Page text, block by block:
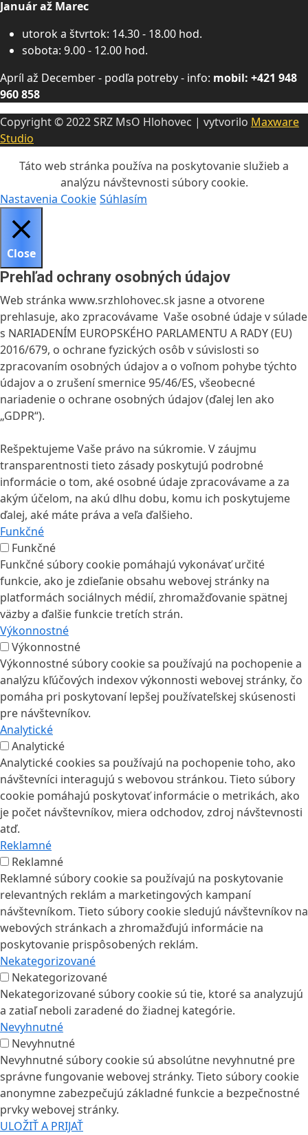
Január až Marec
utorok a štvrtok: 14.30 - 18.00 hod.
sobota: 9.00 - 12.00 hod.
Apríl až December - podľa potreby - info: mobil: +421 948
960 858
Copyright © 2022 SRZ MsO Hlohovec | vytvorilo Maxware
Studio
Táto web stránka používa na poskytovanie služieb a
analýzu návštevnosti súbory cookie.
Nastavenia Cookie Súhlasím
Close
Prehľad ochrany osobných údajov
Web stránka www.srzhlohovec.sk jasne a otvorene
prehlasuje, ako zpracovávame Vaše osobné údaje v súlade
s NARIADENÍM EUROPSKÉHO PARLAMENTU A RADY (EU)
2016/679, o ochrane fyzických osôb v súvislosti so
zpracovaním osobných údajov a o voľnom pohybe týchto
údajov a o zrušení smernice 95/46/ES, všeobecné
nariadenie o ochrane osobných údajov (ďalej len ako
„GDPR“).
Rešpektujeme Vaše právo na súkromie. V záujmu
transparentnosti tieto zásady poskytujú podrobné
informácie o tom, aké osobné údaje zpracovávame a za
akým účelom, na akú dlhu dobu, komu ich poskytujeme
ďalej, aké máte práva a veľa ďalšieho.
Funkčné
Funkčné
Funkčné súbory cookie pomáhajú vykonávať určité
funkcie, ako je zdieľanie obsahu webovej stránky na
platformách sociálnych médií, zhromažďovanie spätnej
väzby a ďalšie funkcie tretích strán.
Výkonnostné
Výkonnostné
Výkonnostné súbory cookie sa používajú na pochopenie a
analýzu kľúčových indexov výkonnosti webovej stránky, čo
pomáha pri poskytovaní lepšej používateľskej skúsenosti
pre návštevníkov.
Analytické
Analytické
Analytické cookies sa používajú na pochopenie toho, ako
návštevníci interagujú s webovou stránkou. Tieto súbory
cookie pomáhajú poskytovať informácie o metrikách, ako
je počet návštevníkov, miera odchodov, zdroj návštevnosti
atď.
Reklamné
Reklamné
Reklamné súbory cookie sa používajú na poskytovanie
relevantných reklám a marketingových kampaní
návštevníkom. Tieto súbory cookie sledujú návštevníkov na
webových stránkach a zhromažďujú informácie na
poskytovanie prispôsobených reklám.
Nekategorizované
Nekategorizované
Nekategorizované súbory cookie sú tie, ktoré sa analyzujú
a zatiaľ neboli zaradené do žiadnej kategórie.
Nevyhnutné
Nevyhnutné
Nevyhnutné súbory cookie sú absolútne nevyhnutné pre
správne fungovanie webovej stránky. Tieto súbory cookie
anonymne zabezpečujú základné funkcie a bezpečnostné
prvky webovej stránky.
ULOŽIŤ A PRIJAŤ